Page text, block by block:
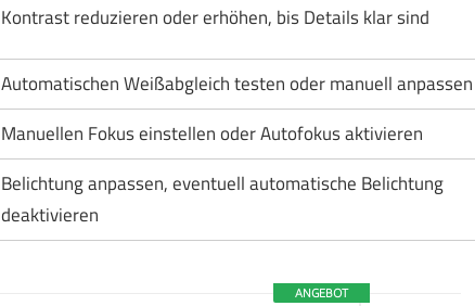
Kontrast reduzieren oder erhöhen, bis Details klar sind
Automatischen Weißabgleich testen oder manuell anpassen
Manuellen Fokus einstellen oder Autofokus aktivieren
Belichtung anpassen, eventuell automatische Belichtung
deaktivieren
ANGEBOT